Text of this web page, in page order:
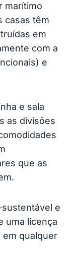
marítimo
casas têm
em
com a
e
e sala
as divisões
que as
e
uma licença
em qualquer